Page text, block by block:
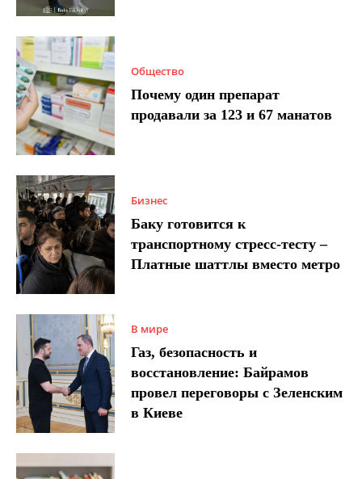
Общество
Почему один препарат
продавали за 123 и 67 манатов
Бизнес
Баку готовится к
транспортному стресс-тесту –
Платные шаттлы вместо метро
В мире
Газ, безопасность и
восстановление: Байрамов
провел переговоры с Зеленским
в Киеве